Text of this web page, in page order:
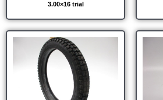
3.00×16 trial